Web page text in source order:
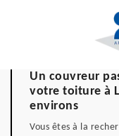
Un couvreur
votre toiture à
environs
Vous êtes à la